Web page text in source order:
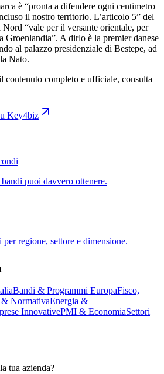
è “pronta a difendere ogni centimetro
il nostro territorio. L’articolo 5” del
“vale per il versante orientale, per
Groenlandia”. A dirlo è la premier danese
al palazzo presidenziale di Bestepe, ad
Nato.
contenuto completo e ufficiale, consulta
Key4biz
puoi davvero ottenere.
regione, settore e dimensione.
Bandi & Programmi EuropaFisco,
NormativaEnergia &
InnovativePMI & EconomiaSettori
tua azienda?